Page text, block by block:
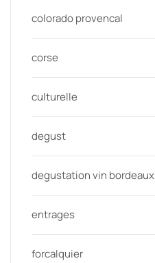
colorado provencal
corse
culturelle
degust
degustation vin bordeaux
entrages
forcalquier